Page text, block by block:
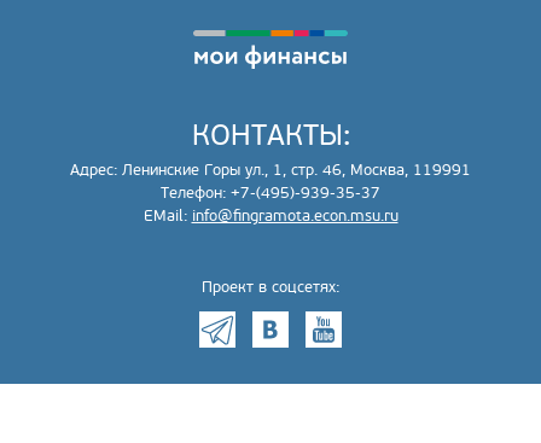
КОНТАКТЫ:
Адрес: Ленинские Горы ул., 1, стр. 46, Москва, 119991
Телефон: +7-(495)-939-35-37
EMail: info@fingramota.econ.msu.ru
Проект в соцсетях: